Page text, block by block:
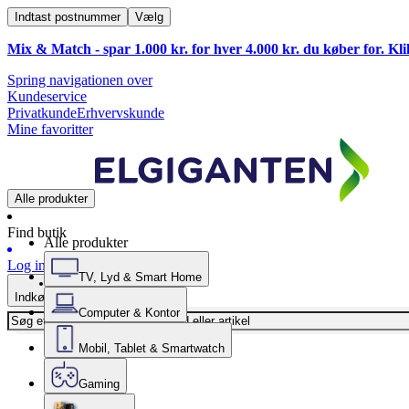
Indtast postnummer Vælg
Mix & Match - spar 1.000 kr. for hver 4.000 kr. du køber for.
Spring navigationen over
Kundeservice
PrivatkundeErhvervskunde
Mine favoritter
Alle produkter
Find butik
Log ind
Indkøbskurv
Alle produkter
TV, Lyd & Smart Home
Computer & Kontor
Mobil, Tablet & Smartwatch
Gaming